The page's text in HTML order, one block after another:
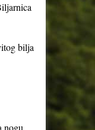
bilja
nogu